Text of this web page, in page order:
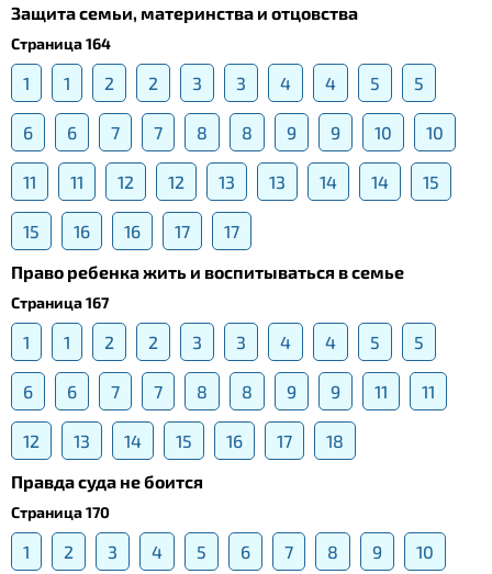
Защита семьи, материнства и отцовства
Страница 164
1 1 2 2 3 3 4 4 5 5
6 6 7 7 8 8 9 9 10 10
11 11 12 12 13 13 14 14 15
15 16 16 17
17
Право ребенка жить и воспитываться в семье
Страница 167
1 1 2 2 3 3 4 4 5 5
6 6 7 7 8 8 9 9 11 11
12 13 14 15 16 17
18
Правда суда не боится
Страница 170
1 2 3 4 5 6 7 8 9 10